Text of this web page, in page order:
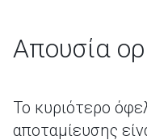
Απουσία
Το κυριότερο
αποταμίευσης